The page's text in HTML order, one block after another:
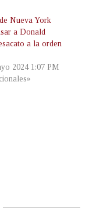
Nueva York
a Donald
a la orden
2024 1:07 PM